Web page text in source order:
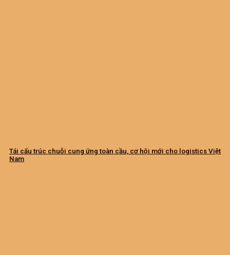
Tái cấu trúc chuỗi cung ứng toàn cầu, cơ hội mới cho logistics Việt
Nam